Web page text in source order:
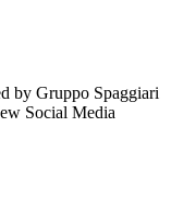
by Gruppo Spaggiari
Social Media